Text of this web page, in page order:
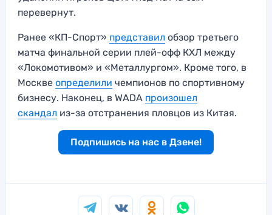
перевернут.
Ранее «КП-Спорт» представил обзор третьего
матча финальной серии плей-офф КХЛ между
«Локомотивом» и «Металлургом». Кроме того, в
Москве определили чемпионов по спортивному
бизнесу. Наконец, в WADA произошел
скандал из-за отстранения пловцов из Китая.
Подпишись на нас в Дзене!